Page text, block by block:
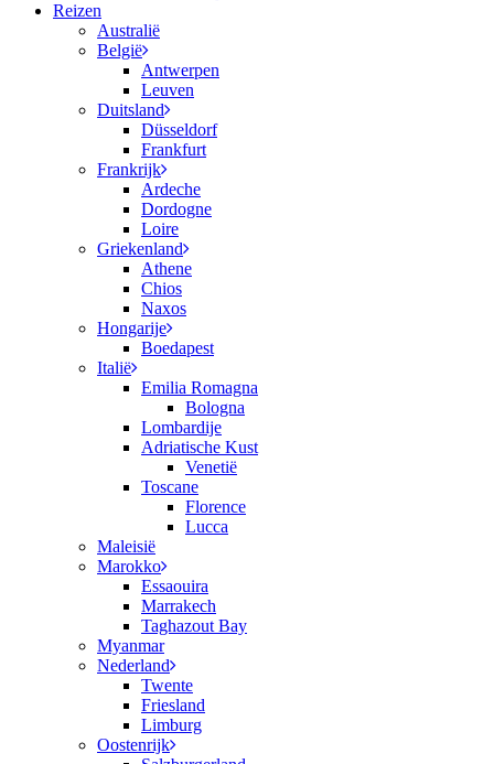
Reizen
Australië
België
Antwerpen
Leuven
Duitsland
Düsseldorf
Frankfurt
Frankrijk
Ardeche
Dordogne
Loire
Griekenland
Athene
Chios
Naxos
Hongarije
Boedapest
Italië
Emilia Romagna
Bologna
Lombardije
Adriatische Kust
Venetië
Toscane
Florence
Lucca
Maleisië
Marokko
Essaouira
Marrakech
Taghazout Bay
Myanmar
Nederland
Twente
Friesland
Limburg
Oostenrijk